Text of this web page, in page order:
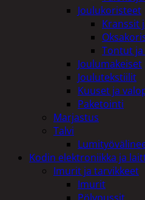
Joulukoristeet
Kranssit
Tontut
Joulumakeiset
Joulutekstiilit
Kuuset ja
Paketointi
Marjastus
Talvi
Kodin elektroniikka ja
Imurit ja tarvikkeet
Imurit